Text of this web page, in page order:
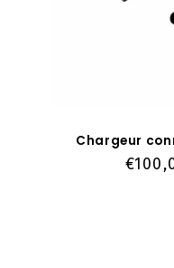
Chargeur
Prix